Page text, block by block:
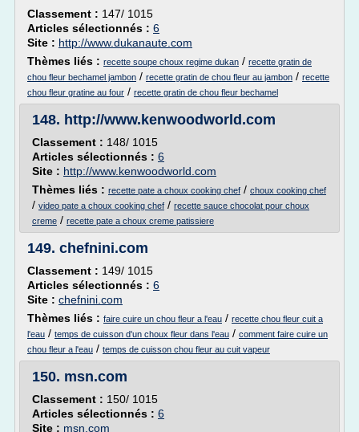
Classement : 147/ 1015
Articles sélectionnés : 6
Site : http://www.dukanaute.com
Thèmes liés : recette soupe choux regime dukan / recette gratin de
chou fleur bechamel jambon / recette gratin de chou fleur au jambon / recette
chou fleur gratine au four / recette gratin de chou fleur bechamel
148. http://www.kenwoodworld.com
Classement : 148/ 1015
Articles sélectionnés : 6
Site : http://www.kenwoodworld.com
Thèmes liés : recette pate a choux cooking chef / choux cooking chef
/ video pate a choux cooking chef / recette sauce chocolat pour choux
creme / recette pate a choux creme patissiere
149. chefnini.com
Classement : 149/ 1015
Articles sélectionnés : 6
Site : chefnini.com
Thèmes liés : faire cuire un chou fleur a l'eau / recette chou fleur cuit a
l'eau / temps de cuisson d'un choux fleur dans l'eau / comment faire cuire un
chou fleur a l'eau / temps de cuisson chou fleur au cuit vapeur
150. msn.com
Classement : 150/ 1015
Articles sélectionnés : 6
Site : msn.com